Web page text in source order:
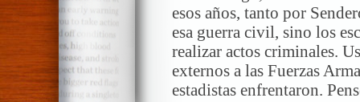
esos años, tanto por
esa guerra civil, sino los
realizar actos criminales.
externos a las Fuerzas
estadistas enfrentaron.